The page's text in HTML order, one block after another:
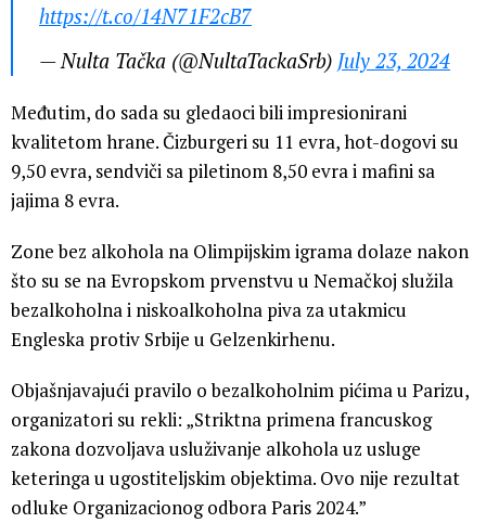
https://t.co/14N71F2cB7
— Nulta Tačka (@NultaTackaSrb) July 23, 2024
Međutim, do sada su gledaoci bili impresionirani
kvalitetom hrane. Čizburgeri su 11 evra, hot-dogovi su
9,50 evra, sendviči sa piletinom 8,50 evra i mafini sa
jajima 8 evra.
Zone bez alkohola na Olimpijskim igrama dolaze nakon
što su se na Evropskom prvenstvu u Nemačkoj služila
bezalkoholna i niskoalkoholna piva za utakmicu
Engleska protiv Srbije u Gelzenkirhenu.
Objašnjavajući pravilo o bezalkoholnim pićima u Parizu,
organizatori su rekli: „Striktna primena francuskog
zakona dozvoljava usluživanje alkohola uz usluge
keteringa u ugostiteljskim objektima. Ovo nije rezultat
odluke Organizacionog odbora Paris 2024.”